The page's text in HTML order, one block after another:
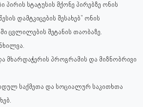
სტატუსის მქონე პირებზე ონის
დამტკიცების შესახებ” ონის
ცვლილების შეტანის თაობაზე.
მხარდაჭერის პროგრამის და მიზნობრივი
საქმეთა და სოციალურ საკითხთა